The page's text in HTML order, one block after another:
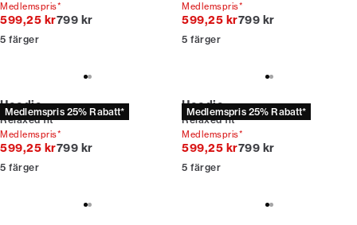
Medlemspris*
599,25 krOriginalpris
799 kr
5 färger
Medlemspris*
599,25 krOriginalpris
799 kr
5 färger
Medlemspris 25% Rabatt*
Hoodie
Relaxed fit
Medlemspris*
599,25 krOriginalpris
799 kr
5 färger
Medlemspris 25% Rabatt*
Hoodie
Relaxed fit
Medlemspris*
599,25 krOriginalpris
799 kr
5 färger